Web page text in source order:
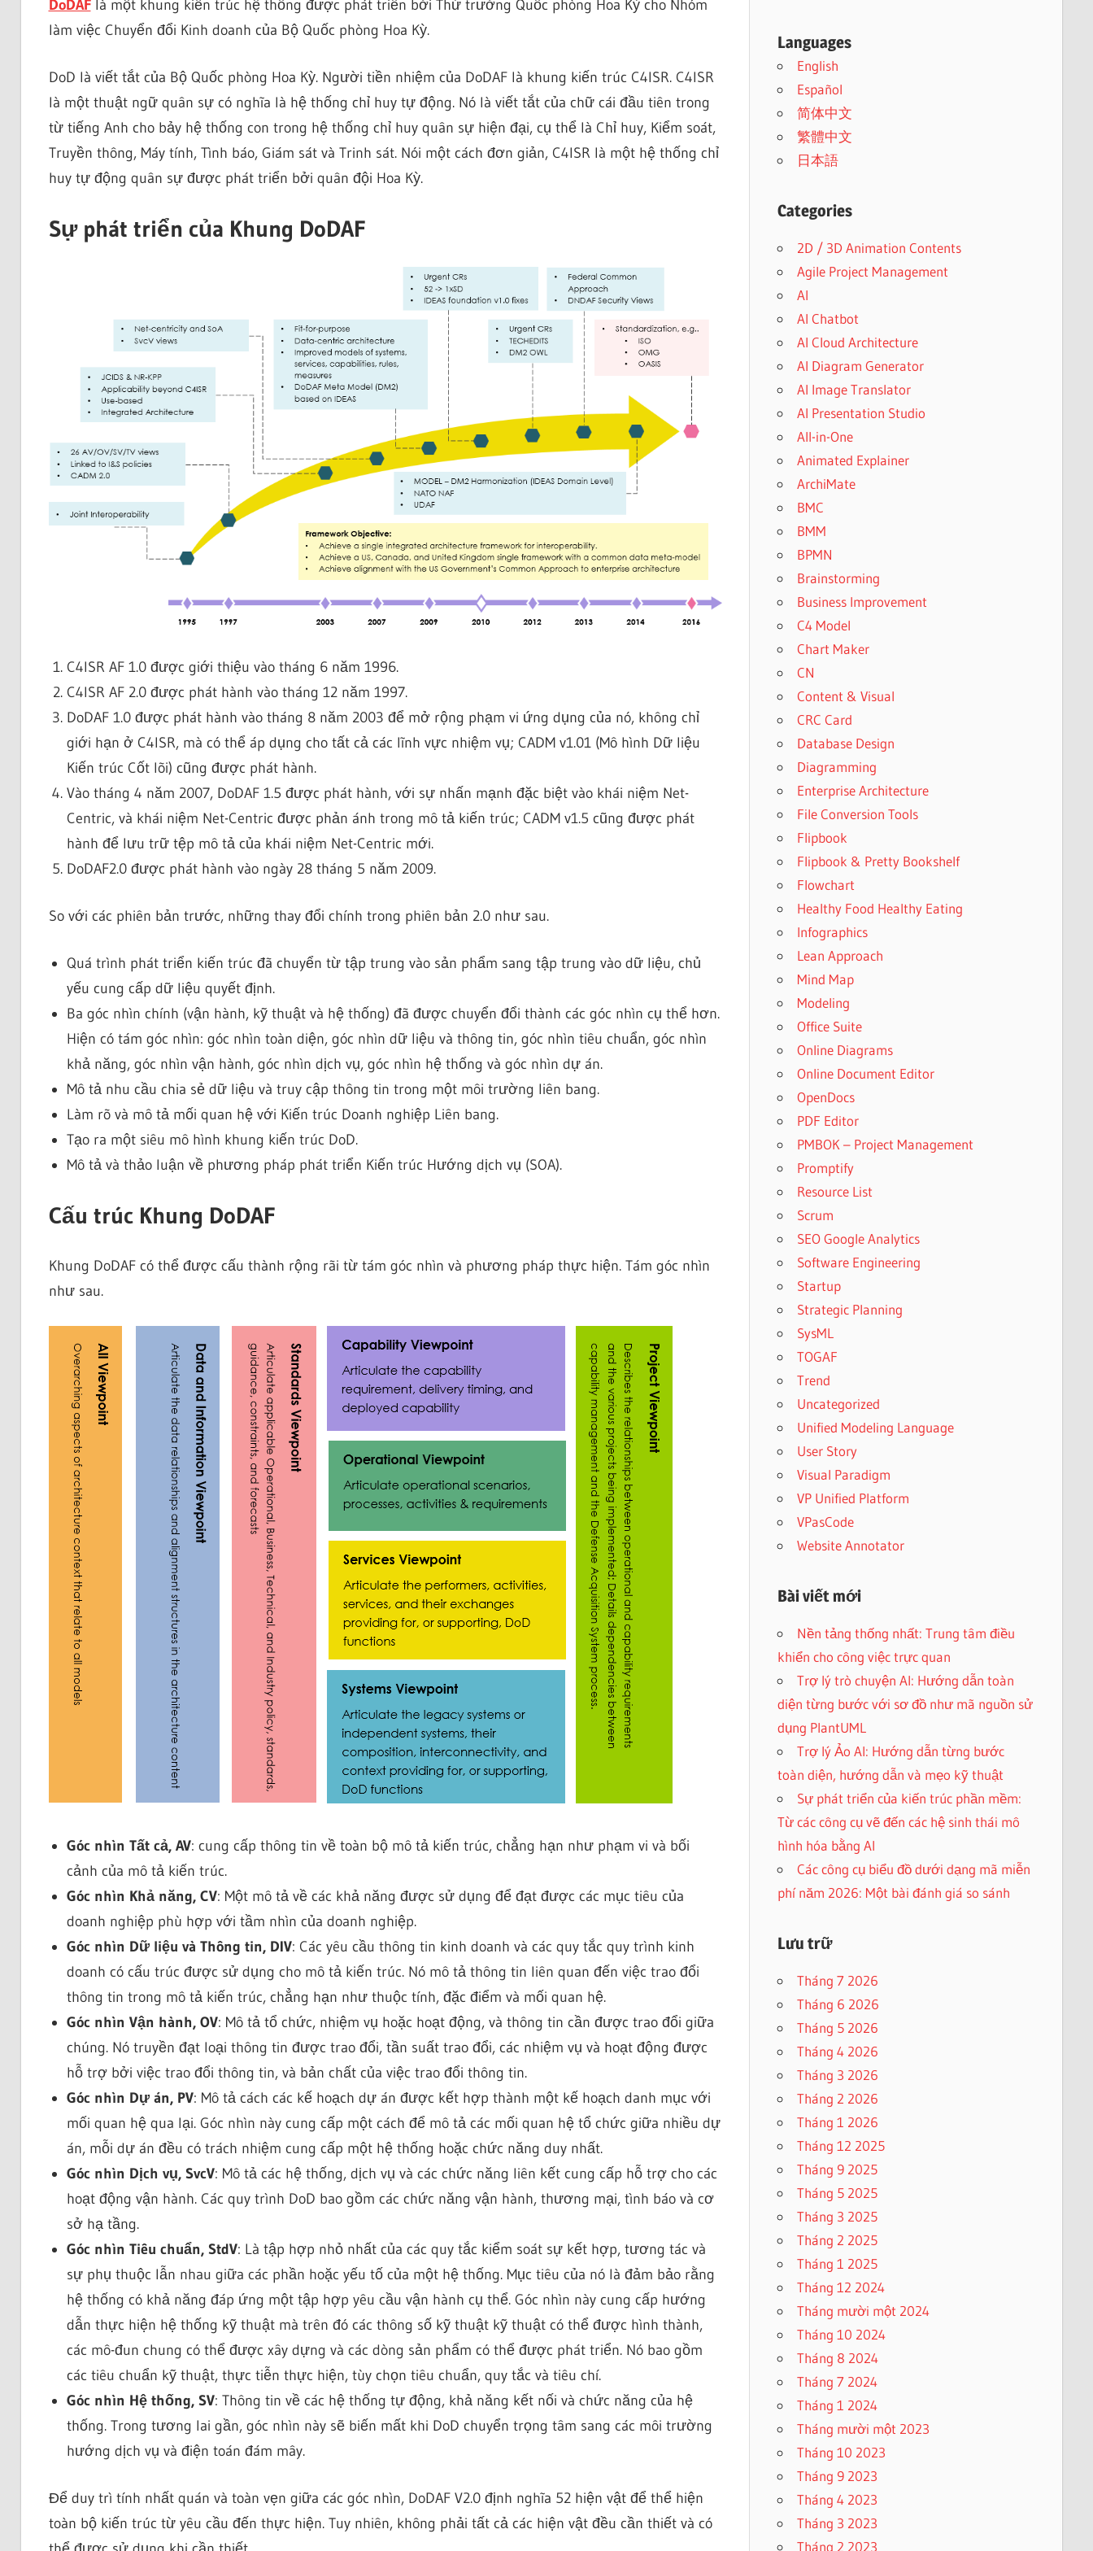
DoDAFlà một khung kiến trúc hệ thống được phát triển bởi Thứ trưởng Quốc phòng Hoa Kỳ cho Nhóm
làm việc Chuyển đổi Kinh doanh của Bộ Quốc phòng Hoa Kỳ.
DoD là viết tắt của Bộ Quốc phòng Hoa Kỳ. Người tiền nhiệm của DoDAF là khung kiến trúc C4ISR. C4ISR
là một thuật ngữ quân sự có nghĩa là hệ thống chỉ huy tự động. Nó là viết tắt của chữ cái đầu tiên trong
từ tiếng Anh cho bảy hệ thống con trong hệ thống chỉ huy quân sự hiện đại, cụ thể là Chỉ huy, Kiểm soát,
Truyền thông, Máy tính, Tình báo, Giám sát và Trinh sát. Nói một cách đơn giản, C4ISR là một hệ thống chỉ
huy tự động quân sự được phát triển bởi quân đội Hoa Kỳ.
Sự phát triển của Khung DoDAF
C4ISR AF 1.0 được giới thiệu vào tháng 6 năm 1996.
C4ISR AF 2.0 được phát hành vào tháng 12 năm 1997.
DoDAF 1.0 được phát hành vào tháng 8 năm 2003 để mở rộng phạm vi ứng dụng của nó, không chỉ
giới hạn ở C4ISR, mà có thể áp dụng cho tất cả các lĩnh vực nhiệm vụ; CADM v1.01 (Mô hình Dữ liệu
Kiến trúc Cốt lõi) cũng được phát hành.
Vào tháng 4 năm 2007, DoDAF 1.5 được phát hành, với sự nhấn mạnh đặc biệt vào khái niệm Net-
Centric, và khái niệm Net-Centric được phản ánh trong mô tả kiến trúc; CADM v1.5 cũng được phát
hành để lưu trữ tệp mô tả của khái niệm Net-Centric mới.
DoDAF2.0 được phát hành vào ngày 28 tháng 5 năm 2009.
So với các phiên bản trước, những thay đổi chính trong phiên bản 2.0 như sau.
Quá trình phát triển kiến trúc đã chuyển từ tập trung vào sản phẩm sang tập trung vào dữ liệu, chủ
yếu cung cấp dữ liệu quyết định.
Ba góc nhìn chính (vận hành, kỹ thuật và hệ thống) đã được chuyển đổi thành các góc nhìn cụ thể hơn.
Hiện có tám góc nhìn: góc nhìn toàn diện, góc nhìn dữ liệu và thông tin, góc nhìn tiêu chuẩn, góc nhìn
khả năng, góc nhìn vận hành, góc nhìn dịch vụ, góc nhìn hệ thống và góc nhìn dự án.
Mô tả nhu cầu chia sẻ dữ liệu và truy cập thông tin trong một môi trường liên bang.
Làm rõ và mô tả mối quan hệ với Kiến trúc Doanh nghiệp Liên bang.
Tạo ra một siêu mô hình khung kiến trúc DoD.
Mô tả và thảo luận về phương pháp phát triển Kiến trúc Hướng dịch vụ (SOA).
Cấu trúc Khung DoDAF
Khung DoDAF có thể được cấu thành rộng rãi từ tám góc nhìn và phương pháp thực hiện. Tám góc nhìn
như sau.
Góc nhìn Tất cả, AV: cung cấp thông tin về toàn bộ mô tả kiến trúc, chẳng hạn như phạm vi và bối
cảnh của mô tả kiến trúc.
Góc nhìn Khả năng, CV: Một mô tả về các khả năng được sử dụng để đạt được các mục tiêu của
doanh nghiệp phù hợp với tầm nhìn của doanh nghiệp.
Góc nhìn Dữ liệu và Thông tin, DIV: Các yêu cầu thông tin kinh doanh và các quy tắc quy trình kinh
doanh có cấu trúc được sử dụng cho mô tả kiến trúc. Nó mô tả thông tin liên quan đến việc trao đổi
thông tin trong mô tả kiến trúc, chẳng hạn như thuộc tính, đặc điểm và mối quan hệ.
Góc nhìn Vận hành, OV: Mô tả tổ chức, nhiệm vụ hoặc hoạt động, và thông tin cần được trao đổi giữa
chúng. Nó truyền đạt loại thông tin được trao đổi, tần suất trao đổi, các nhiệm vụ và hoạt động được
hỗ trợ bởi việc trao đổi thông tin, và bản chất của việc trao đổi thông tin.
Góc nhìn Dự án, PV: Mô tả cách các kế hoạch dự án được kết hợp thành một kế hoạch danh mục với
mối quan hệ qua lại. Góc nhìn này cung cấp một cách để mô tả các mối quan hệ tổ chức giữa nhiều dự
án, mỗi dự án đều có trách nhiệm cung cấp một hệ thống hoặc chức năng duy nhất.
Góc nhìn Dịch vụ, SvcV: Mô tả các hệ thống, dịch vụ và các chức năng liên kết cung cấp hỗ trợ cho các
hoạt động vận hành. Các quy trình DoD bao gồm các chức năng vận hành, thương mại, tình báo và cơ
sở hạ tầng.
Góc nhìn Tiêu chuẩn, StdV: Là tập hợp nhỏ nhất của các quy tắc kiểm soát sự kết hợp, tương tác và
sự phụ thuộc lẫn nhau giữa các phần hoặc yếu tố của một hệ thống. Mục tiêu của nó là đảm bảo rằng
hệ thống có khả năng đáp ứng một tập hợp yêu cầu vận hành cụ thể. Góc nhìn này cung cấp hướng
dẫn thực hiện hệ thống kỹ thuật mà trên đó các thông số kỹ thuật kỹ thuật có thể được hình thành,
các mô-đun chung có thể được xây dựng và các dòng sản phẩm có thể được phát triển. Nó bao gồm
các tiêu chuẩn kỹ thuật, thực tiễn thực hiện, tùy chọn tiêu chuẩn, quy tắc và tiêu chí.
Góc nhìn Hệ thống, SV: Thông tin về các hệ thống tự động, khả năng kết nối và chức năng của hệ
thống. Trong tương lai gần, góc nhìn này sẽ biến mất khi DoD chuyển trọng tâm sang các môi trường
hướng dịch vụ và điện toán đám mây.
Để duy trì tính nhất quán và toàn vẹn giữa các góc nhìn, DoDAF V2.0 định nghĩa 52 hiện vật để thể hiện
toàn bộ kiến trúc từ yêu cầu đến thực hiện. Tuy nhiên, không phải tất cả các hiện vật đều cần thiết và có
Languages
English
Español
简体中文
繁體中文
日本語
Categories
2D / 3D Animation Contents
Agile Project Management
AI
AI Chatbot
AI Cloud Architecture
AI Diagram Generator
AI Image Translator
AI Presentation Studio
All-in-One
Animated Explainer
ArchiMate
BMC
BMM
BPMN
Brainstorming
Business Improvement
C4 Model
Chart Maker
CN
Content & Visual
CRC Card
Database Design
Diagramming
Enterprise Architecture
File Conversion Tools
Flipbook
Flipbook & Pretty Bookshelf
Flowchart
Healthy Food Healthy Eating
Infographics
Lean Approach
Mind Map
Modeling
Office Suite
Online Diagrams
Online Document Editor
OpenDocs
PDF Editor
PMBOK – Project Management
Promptify
Resource List
Scrum
SEO Google Analytics
Software Engineering
Startup
Strategic Planning
SysML
TOGAF
Trend
Uncategorized
Unified Modeling Language
User Story
Visual Paradigm
VP Unified Platform
VPasCode
Website Annotator
Bài viết mới
Nền tảng thống nhất: Trung tâm điều
khiển cho công việc trực quan
Trợ lý trò chuyện AI: Hướng dẫn toàn
diện từng bước với sơ đồ như mã nguồn sử
dụng PlantUML
Trợ lý Ảo AI: Hướng dẫn từng bước
toàn diện, hướng dẫn và mẹo kỹ thuật
Sự phát triển của kiến trúc phần mềm:
Từ các công cụ vẽ đến các hệ sinh thái mô
hình hóa bằng AI
Các công cụ biểu đồ dưới dạng mã miễn
phí năm 2026: Một bài đánh giá so sánh
Lưu trữ
Tháng 7 2026
Tháng 6 2026
Tháng 5 2026
Tháng 4 2026
Tháng 3 2026
Tháng 2 2026
Tháng 1 2026
Tháng 12 2025
Tháng 9 2025
Tháng 5 2025
Tháng 3 2025
Tháng 2 2025
Tháng 1 2025
Tháng 12 2024
Tháng mười một 2024
Tháng 10 2024
Tháng 8 2024
Tháng 7 2024
Tháng 1 2024
Tháng mười một 2023
Tháng 10 2023
Tháng 9 2023
Tháng 4 2023
Tháng 3 2023
Tháng 2 2023